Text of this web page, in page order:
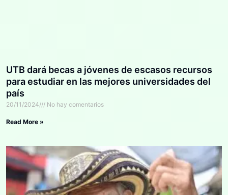
UTB dará becas a jóvenes de escasos recursos
para estudiar en las mejores universidades del
país
20/11/2024 No hay comentarios
Read More »